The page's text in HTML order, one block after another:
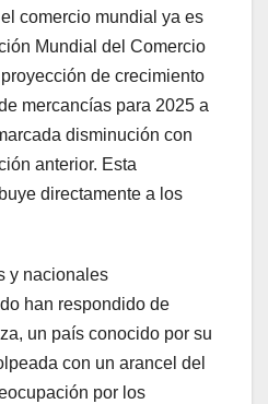
comercio mundial ya es
Mundial del Comercio
de crecimiento
mercancías para 2025 a
disminución con
anterior. Esta
directamente a los
y nacionales
han respondido de
un país conocido por su
con un arancel del
por los